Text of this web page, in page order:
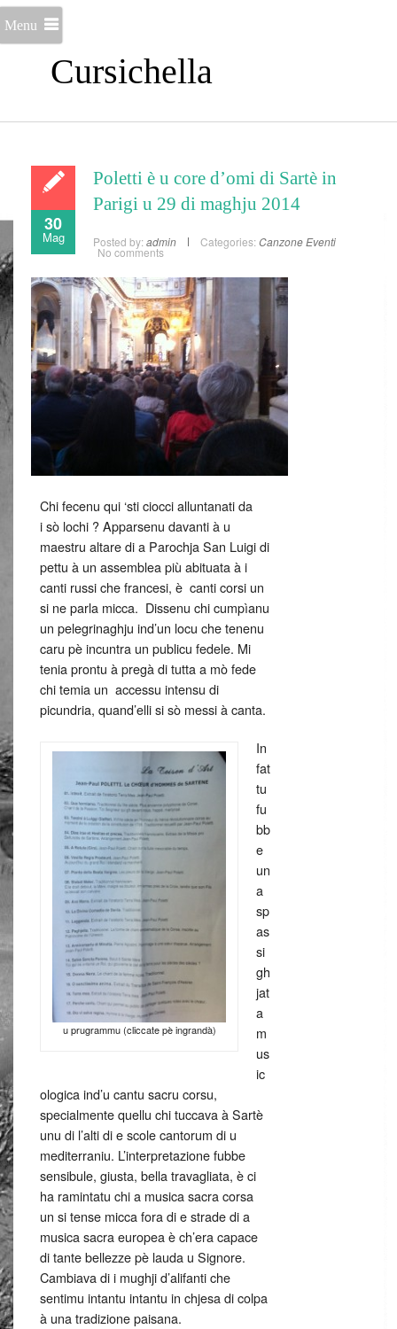
Cursichella
Menu
30
Mag
Poletti è u core d’omi di Sartè in
Parigi u 29 di maghju 2014
Posted by: admin Categories: CanzoneEventi
No comments
Chi fecenu qui ‘sti ciocci alluntanati da
i sò lochi ? Apparsenu davanti à u
maestru altare di a Parochja San Luigi di
pettu à un assemblea più abituata à i
canti russi che francesi, è canti corsi un
si ne parla micca. Dissenu chi cumpìanu
un pelegrinaghju ind’un locu che tenenu
caru pè incuntra un publicu fedele. Mi
tenia prontu à pregà di tutta a mò fede
chi temia un accessu intensu di
picundria, quand’elli si sò messi à canta.
u prugrammu (cliccate pè ingrandà)
In
fat
tu
fu
bb
e
un
a
sp
as
si
gh
jat
a
m
us
ic
ologica ind’u cantu sacru corsu,
specialmente quellu chi tuccava à Sartè
unu di l’alti di e scole cantorum di u
mediterraniu. L’interpretazione fubbe
sensibule, giusta, bella travagliata, è ci
ha ramintatu chi a musica sacra corsa
un si tense micca fora di e strade di a
musica sacra europea è ch’era capace
di tante bellezze pè lauda u Signore.
Cambiava di i mughji d’alifanti che
sentimu intantu intantu in chjesa di colpa
à una tradizione paisana.